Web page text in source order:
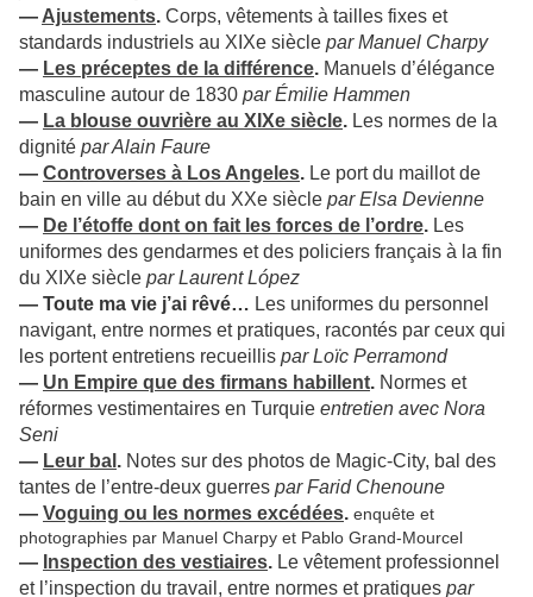
— Ajustements. Corps, vêtements à tailles fixes et
standards industriels au XIXe siècle par Manuel Charpy
— Les préceptes de la différence. Manuels d’élégance
masculine autour de 1830 par Émilie Hammen
— La blouse ouvrière au XIXe siècle. Les normes de la
dignité par Alain Faure
— Controverses à Los Angeles. Le port du maillot de
bain en ville au début du XXe siècle par Elsa Devienne
— De l’étoffe dont on fait les forces de l’ordre. Les
uniformes des gendarmes et des policiers français à la fin
du XIXe siècle par Laurent López
— Toute ma vie j’ai rêvé… Les uniformes du personnel
navigant, entre normes et pratiques, racontés par ceux qui
les portent entretiens recueillis par Loïc Perramond
— Un Empire que des firmans habillent. Normes et
réformes vestimentaires en Turquie entretien avec Nora
Seni
— Leur bal . Notes sur des photos de Magic-City, bal des
tantes de l’entre-deux guerres par Farid Chenoune
— Voguing ou les normes excédées. enquête et
photographies par Manuel Charpy et Pablo Grand-Mourcel
— Inspection des vestiaires. Le vêtement professionnel
et l’inspection du travail, entre normes et pratiques par